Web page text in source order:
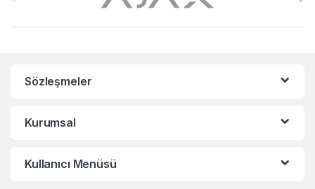
Sözleşmeler
Kurumsal
Kullanıcı Menüsü